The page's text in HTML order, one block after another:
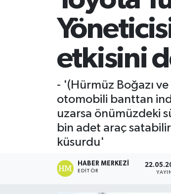
etkisini
- '(Hürmüz Boğazı
otomobili banttan
uzarsa önümüzdeki
bin adet araç
küsurdu'
HABER MERKEZI
EDITÖR